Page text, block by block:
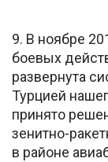
9. В ноябре
боевых
развернута
Турцией
принято
зенитно-
в районе